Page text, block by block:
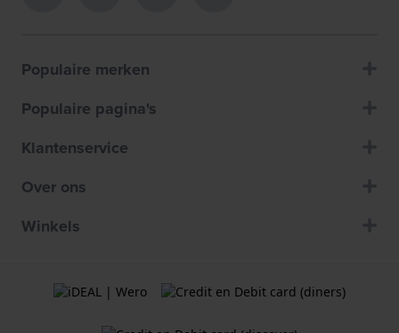
Populaire merken
Populaire pagina's
Klantenservice
Over ons
Winkels